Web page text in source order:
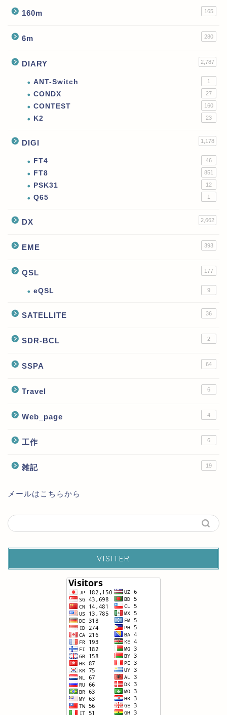
160m 165
6m 280
DIARY 2,787
ANT-Switch 1
CONDX 27
CONTEST 160
K2 23
DIGI 1,178
FT4 46
FT8 851
PSK31 12
Q65 1
DX 2,662
EME 393
QSL 177
eQSL 9
SATELLITE 36
SDR-BCL 2
SSPA 64
Travel 6
Web_page 4
工作 6
雑記 19
メールはこちらから
VISITER